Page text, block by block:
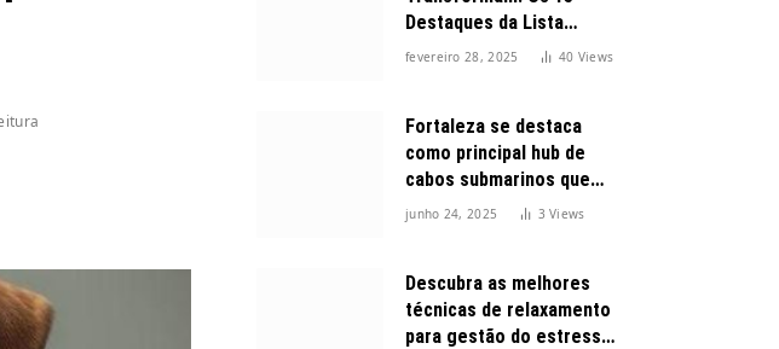
Destaques da Lista
Forbes 2025 no Brasil
fevereiro 28, 2025 40 Views
Fortaleza se destaca
como principal hub de
cabos submarinos que
conectam o Brasil ao
junho 24, 2025 3Views
Descubra as melhores
técnicas de relaxamento
para gestão do estresse